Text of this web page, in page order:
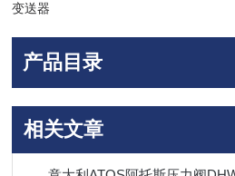
变送器
产品目录
相关文章